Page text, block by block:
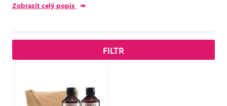
Zobrazit celý popis
FILTR